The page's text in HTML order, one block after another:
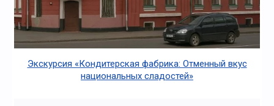
Экскурсия «Кондитерская фабрика: Отменный вкус
национальных сладостей»